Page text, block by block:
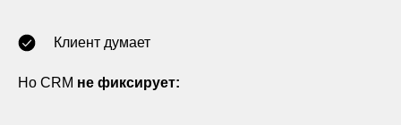
Клиент думает
Но CRM не фиксирует: